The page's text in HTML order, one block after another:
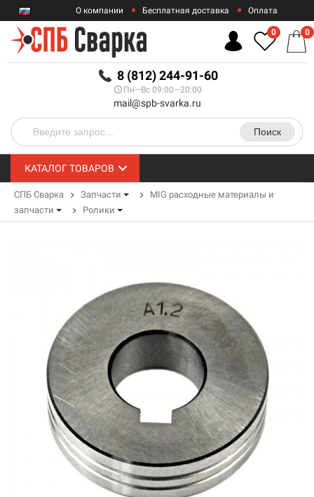
RUB
О компании Бесплатная доставка Оплата
Гарантии
8 (812) 244-91-60
Пн—Вс 09:00—20:00
mail@spb-svarka.ru
Поиск
0 0
КАТАЛОГ ТОВАРОВ
СПБ Сварка Запчасти
MIG расходные материалы и
запчасти
Ролики